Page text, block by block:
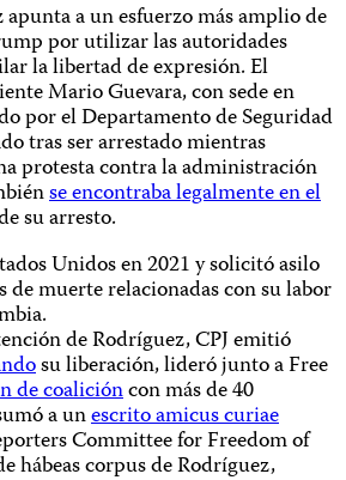
a un esfuerzo más amplio de
por utilizar las autoridades
la libertad de expresión. El
Mario Guevara, con sede en
por el Departamento de Seguridad
tras ser arrestado mientras
protesta contra la administración
se encontraba legalmente en el
su arresto.
Unidos en 2021 y solicitó asilo
de muerte relacionadas con su labor
de Rodríguez, CPJ emitió
su liberación, lideró junto a Free
de coalicióncon más de 40
a unescrito amicus curiae
Committee for Freedom of
hábeas corpus de Rodríguez,